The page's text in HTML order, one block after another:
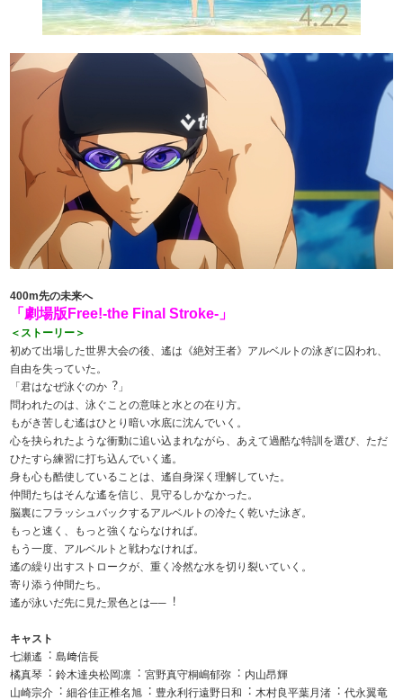
400m先の未来へ
「劇場版Free!-the Final Stroke-」
＜ストーリー＞
初めて出場した世界⼤会の後、遙は《絶対王者》アルベルトの泳ぎに囚われ、
⾃由を失っていた。
「君はなぜ泳ぐのか︖」
問われたのは、泳ぐことの意味と⽔との在り⽅。
もがき苦しむ遙はひとり暗い⽔底に沈んでいく。
⼼を抉られたような衝動に追い込まれながら、あえて過酷な特訓を選び、ただ
ひたすら練習に打ち込んでいく遙。
⾝も⼼も酷使していることは、遙⾃⾝深く理解していた。
仲間たちはそんな遙を信じ、⾒守るしかなかった。
脳裏にフラッシュバックするアルベルトの冷たく乾いた泳ぎ。
もっと速く、もっと強くならなければ。
もう⼀度、アルベルトと戦わなければ。
遙の繰り出すストロークが、重く冷然な⽔を切り裂いていく。
寄り添う仲間たち。
遙が泳いだ先に⾒た景⾊とは──︕
キャスト
七瀬遙︓ 島﨑信⻑
橘真琴︓ 鈴⽊達央松岡凛︓ 宮野真守桐嶋郁弥︓ 内⼭昂輝
⼭崎宗介︓ 細⾕佳正椎名旭︓ 豊永利⾏遠野⽇和︓ ⽊村良平葉⽉渚︓ 代永翼⻯